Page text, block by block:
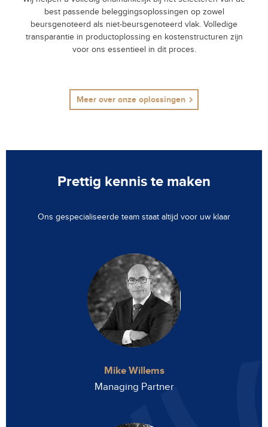
best passende beleggingsoplossingen op zowel
beursgenoteerd als niet-beursgenoteerd vlak. Volledige
transparantie in productoplossing en kostenstructuren zijn
voor ons essentieel in dit proces.
Meer over onze oplossingen
Prettig kennis te maken
Ons gespecialiseerde team staat altijd voor uw klaar
Mike Willems
Managing Partner